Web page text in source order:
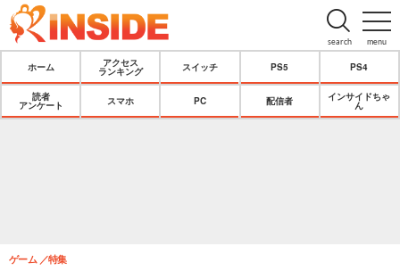
menu
search
ホーム
アクセス
ランキング
スイッチ PS5 PS4
読者
アンケート
スマホ PC 配信者
インサイドちゃ
ん
ゲーム 特集